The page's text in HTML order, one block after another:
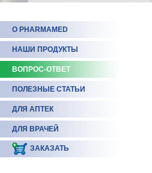
О PHARMAMED
НАШИ ПРОДУКТЫ
ВОПРОС-ОТВЕТ
ПОЛЕЗНЫЕ СТАТЬИ
ДЛЯ АПТЕК
ДЛЯ ВРАЧЕЙ
ЗАКАЗАТЬ